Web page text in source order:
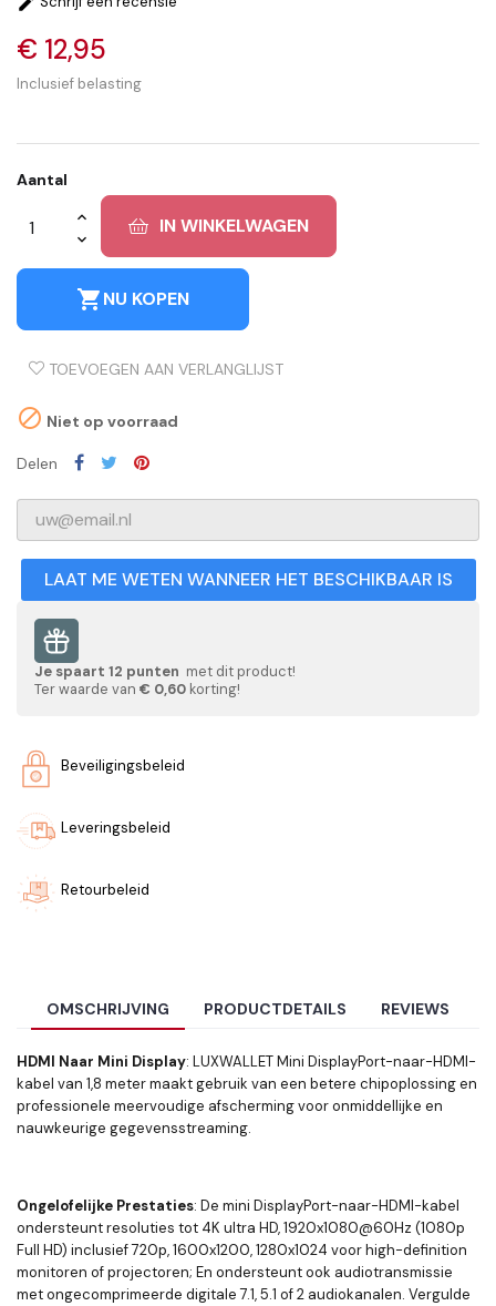
€ 12,95
Inclusief belasting
Aantal
IN WINKELWAGEN
shopping_cartNU KOPEN
TOEVOEGEN AAN VERLANGLIJST
 Niet op voorraad
Delen
LAAT ME WETEN WANNEER HET BESCHIKBAAR IS
Je spaart 12 punten met dit product!
Ter waarde van € 0,60 korting!
Beveiligingsbeleid
Leveringsbeleid
Retourbeleid
OMSCHRIJVING PRODUCTDETAILS REVIEWS
HDMI Naar Mini Display: LUXWALLET Mini DisplayPort-naar-HDMI-
kabel van 1,8 meter maakt gebruik van een betere chipoplossing en
professionele meervoudige afscherming voor onmiddellijke en
nauwkeurige gegevensstreaming.
Ongelofelijke Prestaties: De mini DisplayPort-naar-HDMI-kabel
ondersteunt resoluties tot 4K ultra HD, 1920x1080@60Hz (1080p
Full HD) inclusief 720p, 1600x1200, 1280x1024 voor high-definition
monitoren of projectoren; En ondersteunt ook audiotransmissie
met ongecomprimeerde digitale 7.1, 5.1 of 2 audiokanalen. Vergulde